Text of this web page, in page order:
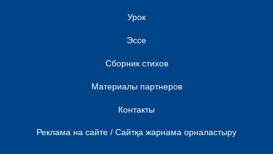
Урок
Эссе
Сборник стихов
Материалы партнеров
Контакты
Реклама на сайте / Сайтқа жарнама орналастыру